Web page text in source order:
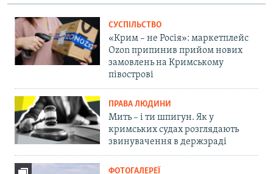
СУСПІЛЬСТВО
«Крим – не Росія»: маркетплейс
Ozon припинив прийом нових
замовлень на Кримському
півострові
ПРАВА ЛЮДИНИ
Мить – і ти шпигун. Як у
кримських судах розглядають
звинувачення в держзраді
ФОТОГАЛЕРЕЇ